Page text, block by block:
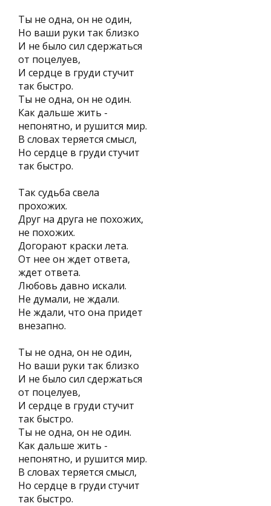
Ты не одна, он не один,
Но ваши руки так близко
И не было сил сдержаться
от поцелуев,
И сердце в груди стучит
так быстро.
Ты не одна, он не один.
Как дальше жить -
непонятно, и рушится мир.
В словах теряется смысл,
Но сердце в груди стучит
так быстро.
Так судьба свела
прохожих.
Друг на друга не похожих,
не похожих.
Догорают краски лета.
От нее он ждет ответа,
ждет ответа.
Любовь давно искали.
Не думали, не ждали.
Не ждали, что она придет
внезапно.
Ты не одна, он не один,
Но ваши руки так близко
И не было сил сдержаться
от поцелуев,
И сердце в груди стучит
так быстро.
Ты не одна, он не один.
Как дальше жить -
непонятно, и рушится мир.
В словах теряется смысл,
Но сердце в груди стучит
так быстро.